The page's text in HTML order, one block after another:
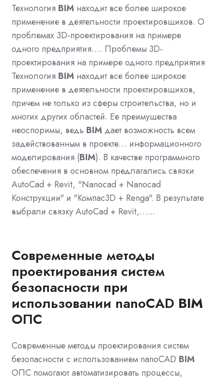
Технология BIM находит все более широкое
применение в деятельности проектировщиков. О
проблемах 3D-проектирования на примере
одного предприятия.… Проблемы 3D-
проектирования на примере одного предприятия
Технология BIM находит все более широкое
применение в деятельности проектировщиков,
причем не только из сферы строительства, но и
многих других областей. Ее преимущества
неоспоримы, ведь BIMдает возможность всем
задействованным в проекте… информационного
моделирования (BIM). В качестве программного
обеспечения в основном предлагались связки
AutoCad + Revit, "Nanocad + Nanocad
Конструкции" и "Компас3D + Renga". В результате
выбрали связку AutoCad + Revit,…...
Современные методы
проектирования систем
безопасности при
использовании nanoCAD BIM
ОПС
Современные методы проектирования систем
безопасности с использованием nanoCAD BIM
ОПС помогают автоматизировать процессы,